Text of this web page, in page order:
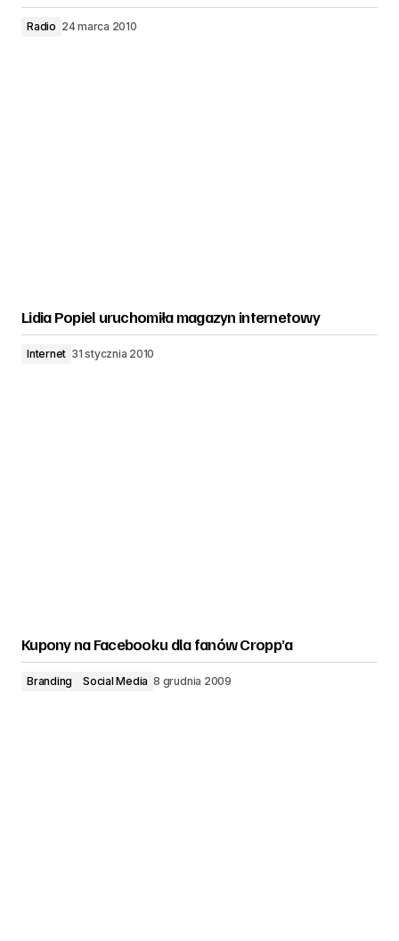
Radio 24 marca 2010
Lidia Popiel uruchomiła magazyn internetowy
Internet 31 stycznia 2010
Kupony na Facebooku dla fanów Cropp’a
Branding Social Media 8 grudnia 2009